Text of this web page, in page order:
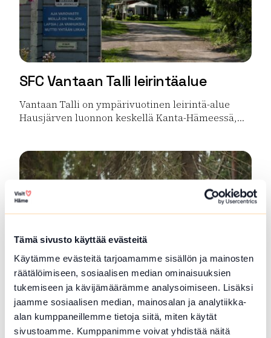
Tämä sivusto käyttää evästeitä
Käytämme evästeitä tarjoamamme sisällön ja mainosten
räätälöimiseen, sosiaalisen median ominaisuuksien
tukemiseen ja kävijämäärämme analysoimiseen. Lisäksi
jaamme sosiaalisen median, mainosalan ja analytiikka-
alan kumppaneillemme tietoja siitä, miten käytät
sivustoamme. Kumppanimme voivat yhdistää näitä
SFC Vantaan Talli leirintäalue
Vantaan Talli on ympärivuotinen leirintä-alue
Hausjärven luonnon keskellä Kanta-Hämeessä,...
Metsä ja Luonto-opas Lopella ja
Tammelassa